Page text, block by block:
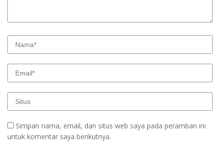
Simpan nama, email, dan situs web saya pada peramban ini
untuk komentar saya berikutnya.